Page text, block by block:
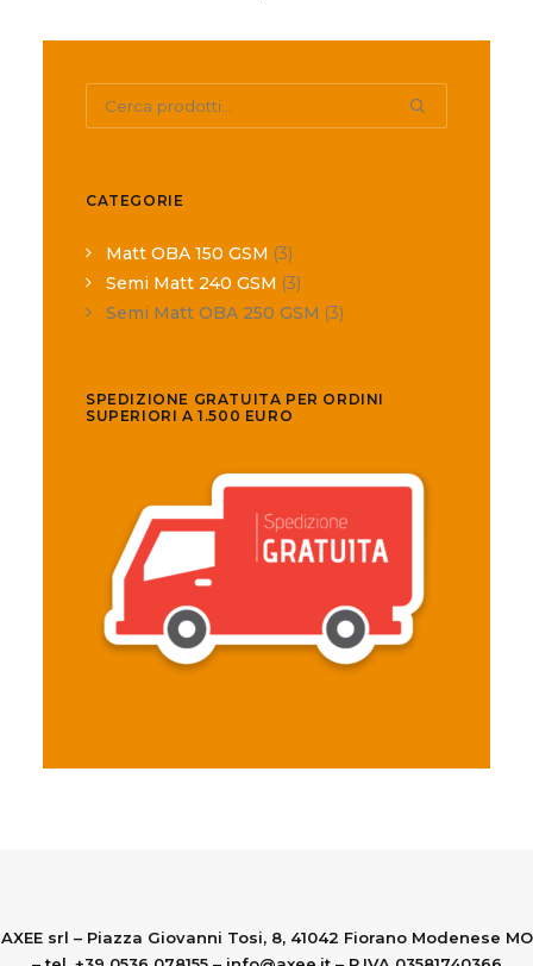
CATEGORIE
Matt OBA 150 GSM (3)
Semi Matt 240 GSM (3)
Semi Matt OBA 250 GSM (3)
SPEDIZIONE GRATUITA PER ORDINI
SUPERIORI A 1.500 EURO
AXEE srl – Piazza Giovanni Tosi, 8, 41042 Fiorano Modenese MO